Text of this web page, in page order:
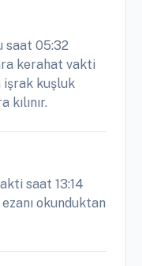
saat 05:32
kerahat vakti
işrak kuşluk
saat 13:14
okunduktan